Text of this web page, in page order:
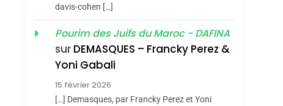
2
Dis Guerre»: La
Nouvelle Chanson De
Boy George
ISRAÉL JUDAISME
davis-cohen […]
Pourim des Juifs du Maroc - DAFINA
sur DEMASQUES – Francky Perez &
Yoni Gabali
15 février 2026
[…] Demasques, par Francky Perez et Yoni